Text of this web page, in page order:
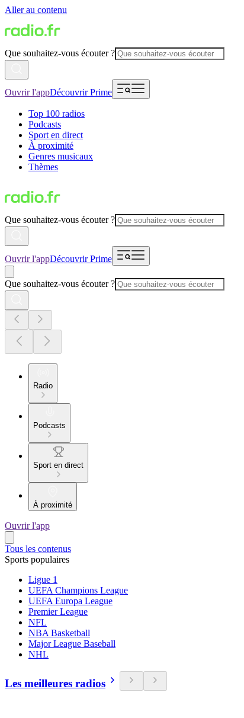
Aller au contenu
Que souhaitez-vous écouter ?
Ouvrir l'appDécouvrir Prime
Top 100 radios
Podcasts
Sport en direct
À proximité
Genres musicaux
Thèmes
Que souhaitez-vous écouter ?
Ouvrir l'appDécouvrir Prime
Que souhaitez-vous écouter ?
Radio
Podcasts
Sport en direct
À proximité
Ouvrir l'app
Tous les contenus
Sports populaires
Ligue 1
UEFA Champions League
UEFA Europa League
Premier League
NFL
NBA Basketball
Major League Baseball
NHL
Les meilleures radios